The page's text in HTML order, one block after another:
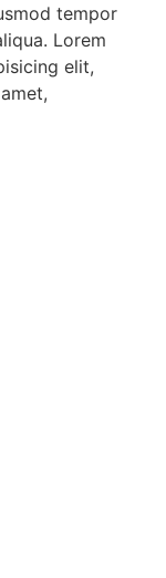
tempor
Lorem
elit,